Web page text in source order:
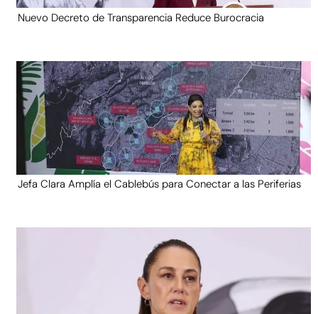
Nuevo Decreto de Transparencia Reduce Burocracia
Jefa Clara Amplía el Cablebús para Conectar a las Periferias